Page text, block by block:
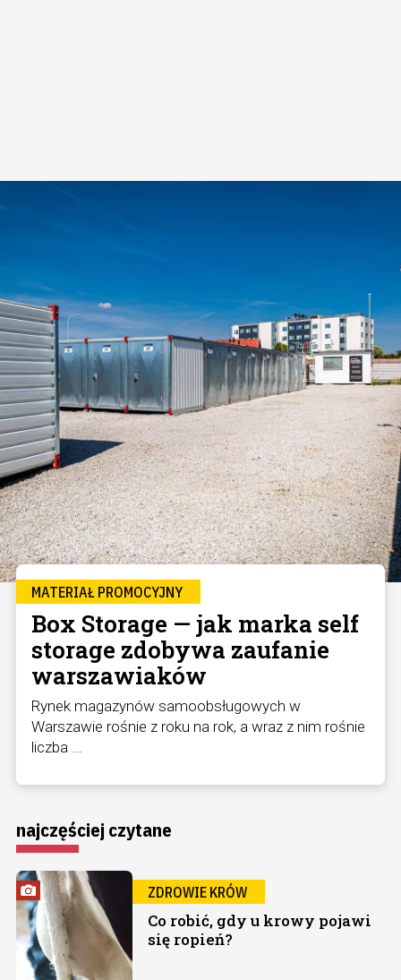
MATERIAŁ PROMOCYJNY
Box Storage — jak marka self
storage zdobywa zaufanie
warszawiaków
Rynek magazynów samoobsługowych w
Warszawie rośnie z roku na rok, a wraz z nim rośnie
liczba ...
najczęściej czytane
ZDROWIE KRÓW
Co robić, gdy u krowy pojawi
się ropień?